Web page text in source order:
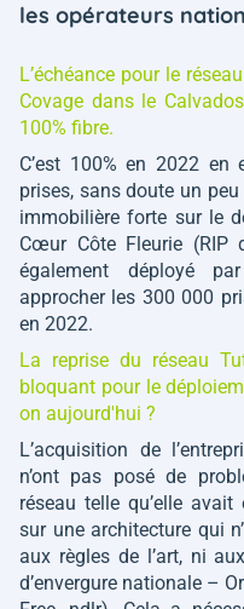
les opérateurs
L’échéance pour le
Covage dans le
100% fibre.
C’est 100% en 2022
prises, sans doute un
immobilière forte sur le
Cœur Côte Fleurie (RIP
également déployé
approcher les 300 000
en 2022.
La reprise du réseau
bloquant pour le
on aujourd'hui ?
L’acquisition de
n’ont pas posé de
réseau telle qu’elle
sur une architecture qui
aux règles de l’art, ni
d’envergure nationale –